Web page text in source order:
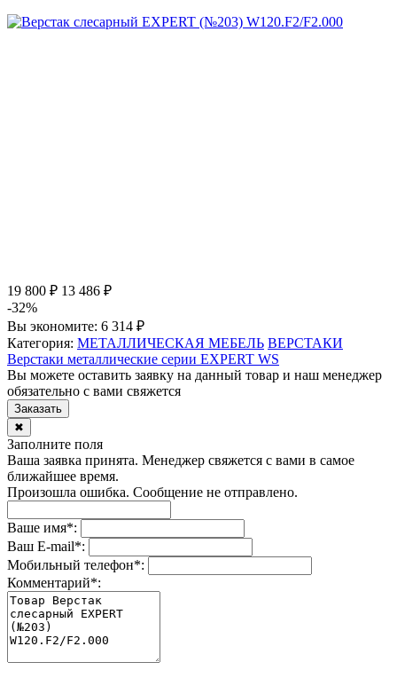
19 800 ₽ 13 486 ₽
-32%
Вы экономите: 6 314 ₽
Категория: МЕТАЛЛИЧЕСКАЯ МЕБЕЛЬ ВЕРСТАКИ
Верстаки металлические серии EXPERT WS
Вы можете оставить заявку на данный товар и наш менеджер
обязательно с вами свяжется
Заказать
✖
Заполните поля
Ваша заявка принята. Менеджер свяжется с вами в самое
ближайшее время.
Произошла ошибка. Сообщение не отправлено.
Ваше имя*:
Ваш E-mail*:
Мобильный телефон*:
Комментарий*: